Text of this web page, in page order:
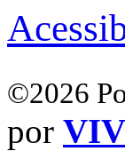
©2026
por